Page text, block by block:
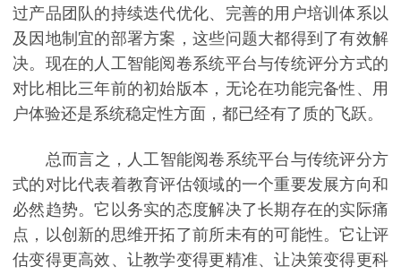
过产品团队的持续迭代优化、完善的用户培训体系以
及因地制宜的部署方案，这些问题大都得到了有效解
决。现在的人工智能阅卷系统平台与传统评分方式的
对比相比三年前的初始版本，无论在功能完备性、用
户体验还是系统稳定性方面，都已经有了质的飞跃。
总而言之，人工智能阅卷系统平台与传统评分方
式的对比代表着教育评估领域的一个重要发展方向和
必然趋势。它以务实的态度解决了长期存在的实际痛
点，以创新的思维开拓了前所未有的可能性。它让评
估变得更高效、让教学变得更精准、让决策变得更科